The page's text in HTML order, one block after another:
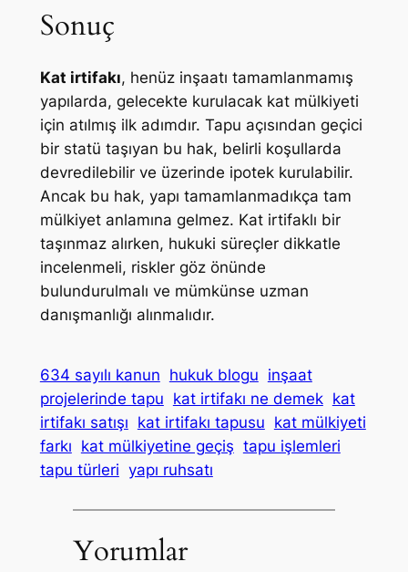
Sonuç
Kat irtifakı, henüz inşaatı tamamlanmamış
yapılarda, gelecekte kurulacak kat mülkiyeti
için atılmış ilk adımdır. Tapu açısından geçici
bir statü taşıyan bu hak, belirli koşullarda
devredilebilir ve üzerinde ipotek kurulabilir.
Ancak bu hak, yapı tamamlanmadıkça tam
mülkiyet anlamına gelmez. Kat irtifaklı bir
taşınmaz alırken, hukuki süreçler dikkatle
incelenmeli, riskler göz önünde
bulundurulmalı ve mümkünse uzman
danışmanlığı alınmalıdır.
634 sayılı kanun hukuk blogu inşaat
projelerinde tapu kat irtifakı ne demek kat
irtifakı satışı kat irtifakı tapusu kat mülkiyeti
farkı kat mülkiyetine geçiş tapu işlemleri
tapu türleri yapı ruhsatı
Yorumlar